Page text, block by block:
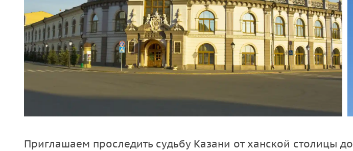
Приглашаем проследить судьбу Казани от ханской столицы до